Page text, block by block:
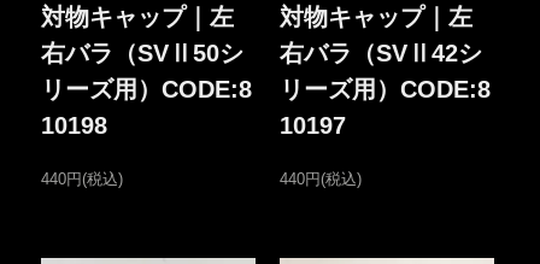
対物キャップ｜左
右バラ（SVⅡ50シ
リーズ用）CODE:8
10198
440円(税込)
対物キャップ｜左
右バラ（SVⅡ42シ
リーズ用）CODE:8
10197
440円(税込)